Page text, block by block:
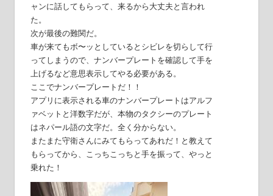
ャンに話してもらって、来るから大丈夫と言われ
た。
次が最後の難関だ。
車が来てもボ〜ッとしているとシビレを切らして行
ってしまうので、ナンバープレートを確認して手を
上げるなど意思表示してやる必要がある。
ここでナンバープレートだ！！
アプリに表示される車のナンバープレートはアルフ
ァベットと洋数字だが、本物のタクシーのプレート
はネパール語の文字だ。全く分からない。
またまた守衛さんにみてもらってあれだ！と教えて
もらってから、こっちこっちと手を振って、やっと
乗れた！